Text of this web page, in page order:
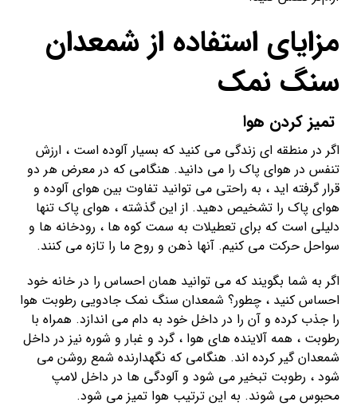
مزایای استفاده از شمعدان
سنگ نمک
تمیز کردن هوا
اگر در منطقه ای زندگی می کنید که بسیار آلوده است ، ارزش
تنفس در هوای پاک را می دانید. هنگامی که در معرض هر دو
قرار گرفته اید ، به راحتی می توانید تفاوت بین هوای آلوده و
هوای پاک را تشخیص دهید. از این گذشته ، هوای پاک تنها
دلیلی است که برای تعطیلات به سمت کوه ها ، رودخانه ها و
سواحل حرکت می کنیم. آنها ذهن و روح ما را تازه می کنند.
اگر به شما بگویند که می توانید همان احساس را در خانه خود
احساس کنید ، چطور؟ شمعدان سنگ نمک جادویی رطوبت هوا
را جذب کرده و آن را در داخل خود به دام می اندازد. همراه با
رطوبت ، همه آلاینده های هوا ، گرد و غبار و شوره نیز در داخل
شمعدان گیر کرده اند. هنگامی که نگهدارنده شمع روشن می
شود ، رطوبت تبخیر می شود و آلودگی ها در داخل لامپ
محبوس می شوند. به این ترتیب هوا تمیز می شود.